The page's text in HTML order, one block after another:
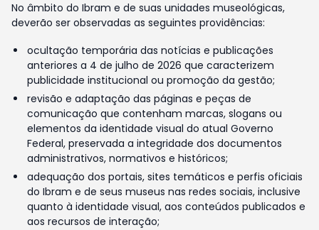
No âmbito do Ibram e de suas unidades museológicas,
deverão ser observadas as seguintes providências:
ocultação temporária das notícias e publicações
anteriores a 4 de julho de 2026 que caracterizem
publicidade institucional ou promoção da gestão;
revisão e adaptação das páginas e peças de
comunicação que contenham marcas, slogans ou
elementos da identidade visual do atual Governo
Federal, preservada a integridade dos documentos
administrativos, normativos e históricos;
adequação dos portais, sites temáticos e perfis oficiais
do Ibram e de seus museus nas redes sociais, inclusive
quanto à identidade visual, aos conteúdos publicados e
aos recursos de interação;